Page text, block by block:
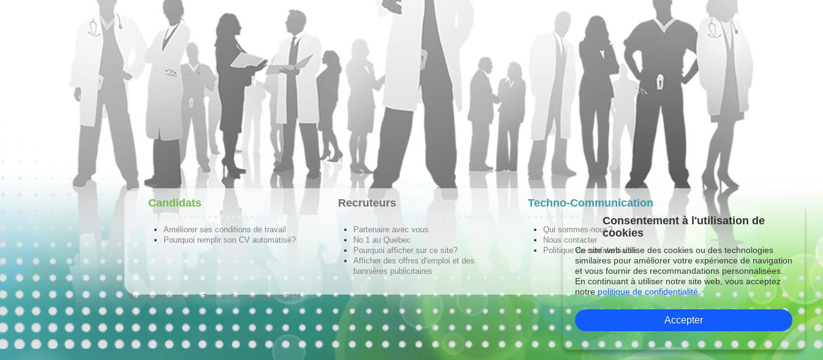
Candidats
Améliorer ses conditions de travail
Pourquoi remplir son CV automatisé?
Recruteurs
Partenaire avec vous
No 1 au Québec
Pourquoi afficher sur ce site?
Afficher des offres d'emploi et des
bannières publicitaires
Techno-Communication
Qui sommes-nous?
Nous contacter
Politique de confidentialité
Tous droits réservés © Techno-Communication 2026
Consentement à l'utilisation de
cookies
Ce site web utilise des cookies ou des technologies
similaires pour améliorer votre expérience de navigation
et vous fournir des recommandations personnalisées.
En continuant à utiliser notre site web, vous acceptez
notre politique de confidentialité.
Accepter